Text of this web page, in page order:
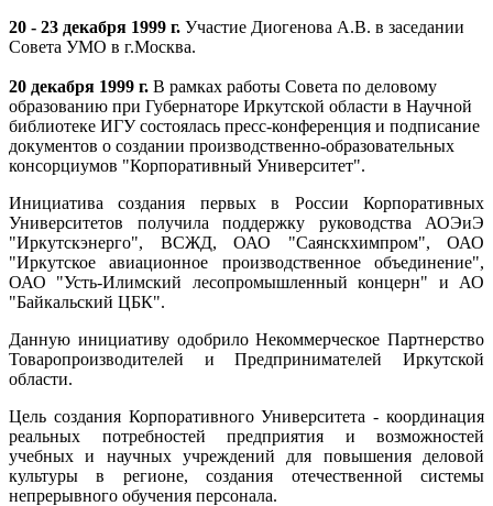
20 - 23 декабря 1999 г. Участие Диогенова А.В. в заседании
Совета УМО в г.Москва.
20 декабря 1999 г. В рамках работы Совета по деловому
образованию при Губернаторе Иркутской области в Научной
библиотеке ИГУ состоялась пресс-конференция и подписание
документов о создании производственно-образовательных
консорциумов "Корпоративный Университет".
Инициатива создания первых в России Корпоративных
Университетов получила поддержку руководства АОЭиЭ
"Иркутскэнерго", ВСЖД, ОАО "Саянскхимпром", ОАО
"Иркутское авиационное производственное объединение",
ОАО "Усть-Илимский лесопромышленный концерн" и АО
"Байкальский ЦБК".
Данную инициативу одобрило Некоммерческое Партнерство
Товаропроизводителей и Предпринимателей Иркутской
области.
Цель создания Корпоративного Университета - координация
реальных потребностей предприятия и возможностей
учебных и научных учреждений для повышения деловой
культуры в регионе, создания отечественной системы
непрерывного обучения персонала.